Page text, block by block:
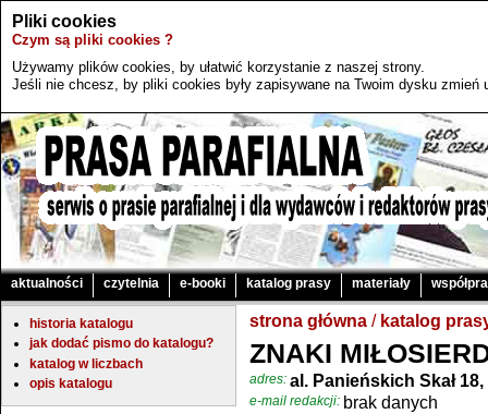
Pliki cookies
Czym są pliki cookies ?
Używamy plików cookies, by ułatwić korzystanie z naszej strony.
Jeśli nie chcesz, by pliki cookies były zapisywane na Twoim dysku zmień
aktualności czytelnia e-booki katalog prasy materiały
historia katalogu
jak dodać pismo do katalogu?
katalog w liczbach
opis katalogu
strona główna / katalog
ZNAKI
adres: al. Panieńskich Skał
e-mail redakcji: brak danych